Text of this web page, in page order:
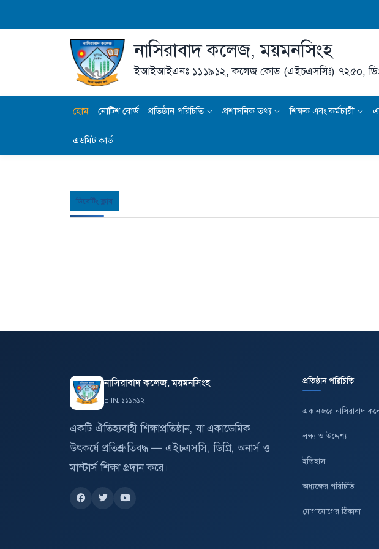
নাসিরাবাদ কলেজ, ময়মনসিংহ
ইআইআইএনঃ ১১১৯১২, কলেজ কোড (এইচএসসিঃ) ৭২৫০,
হোম নোটিশ বোর্ড প্রতিষ্ঠান পরিচিতি প্রশাসনিক তথ্য শিক্ষক এবং কর্মচারী
এডমিট কার্ড
ডিবেটিং ক্লাব
নাসিরাবাদ কলেজ, ময়মনসিংহ
EIIN: ১১১৯১২
একটি ঐতিহ্যবাহী শিক্ষাপ্রতিষ্ঠান, যা একাডেমিক
উৎকর্ষে প্রতিশ্রুতিবদ্ধ — এইচএসসি, ডিগ্রি, অনার্স ও
মাস্টার্স শিক্ষা প্রদান করে।
প্রতিষ্ঠান পরিচিতি
এক নজরে নাসিরাবাদ
লক্ষ্য ও উদ্দেশ্য
ইতিহাস
অধ্যক্ষের পরিচিতি
যোগাযোগের ঠিকানা